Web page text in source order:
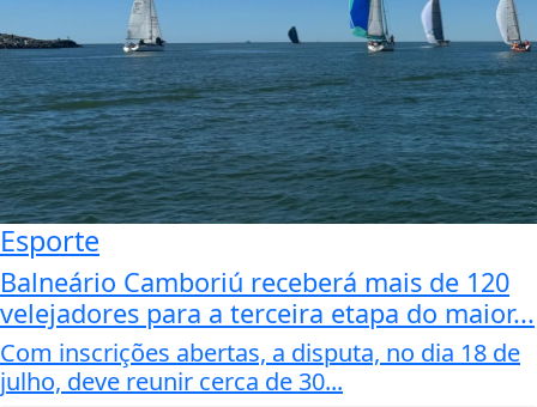
Esporte
Balneário Camboriú receberá mais de 120
velejadores para a terceira etapa do maior...
Com inscrições abertas, a disputa, no dia 18 de
julho, deve reunir cerca de 30...